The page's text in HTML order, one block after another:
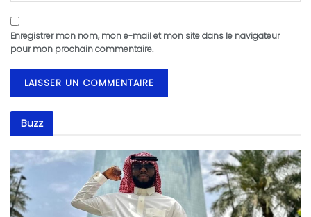
Enregistrer mon nom, mon e-mail et mon site dans le navigateur
pour mon prochain commentaire.
Buzz